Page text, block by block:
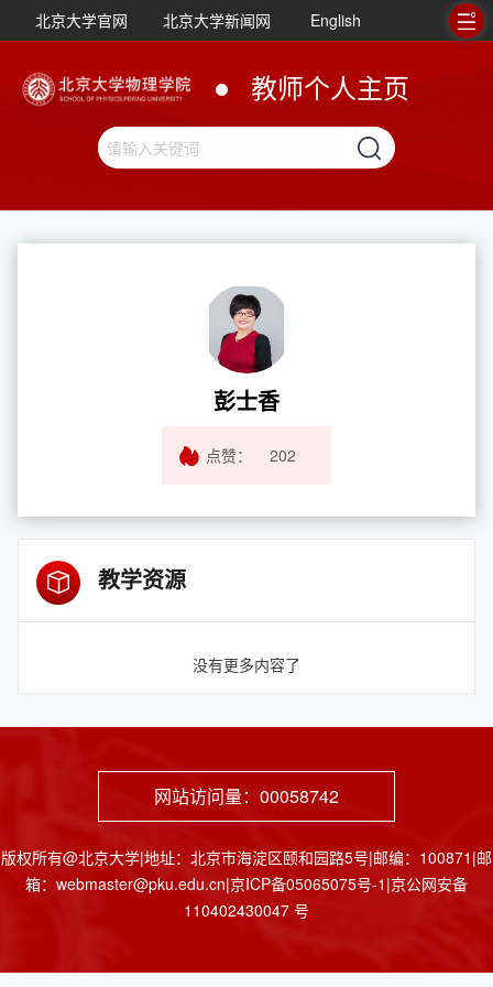
北京大学官网 北京大学新闻网 English
教师个人主页
彭士香
点赞： 202
教学资源
没有更多内容了
网站访问量： 00058742
版权所有@北京大学|地址：北京市海淀区颐和园路5号|邮编：100871|邮
箱：webmaster@pku.edu.cn|京ICP备05065075号-1|京公网安备
110402430047 号